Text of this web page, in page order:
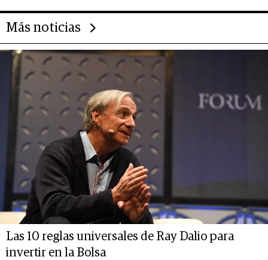
Más noticias
Las 10 reglas universales de Ray Dalio para
invertir en la Bolsa